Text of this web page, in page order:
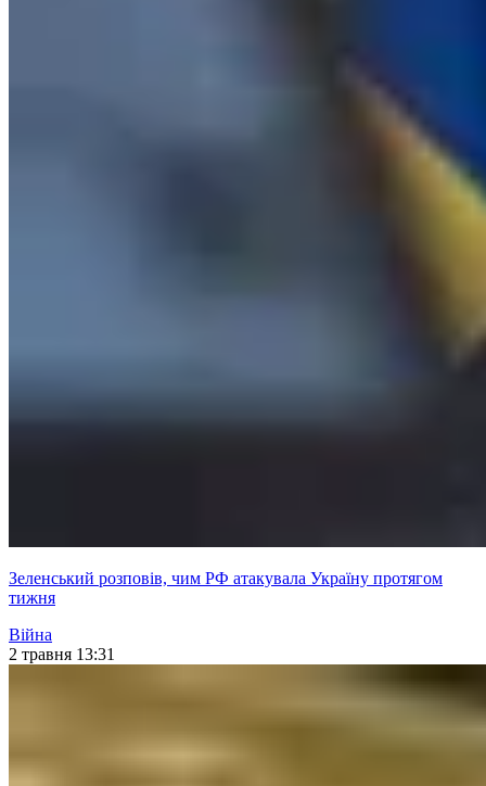
Зеленський розповів, чим РФ атакувала Україну протягом
тижня
Війна
2 травня 13:31